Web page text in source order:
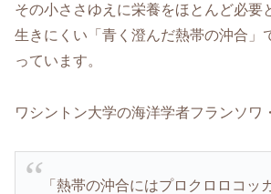
その小ささゆえに栄養をほとんど必要
生きにくい「青く澄んだ熱帯の沖合」
っています。
ワシントン大学の海洋学者フランソワ
「熱帯の沖合にはプロクロロコッ